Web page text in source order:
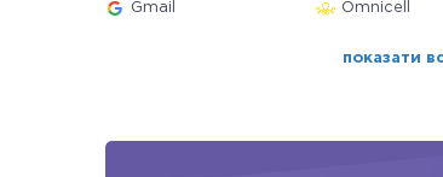
Gmail Omnicell
показати